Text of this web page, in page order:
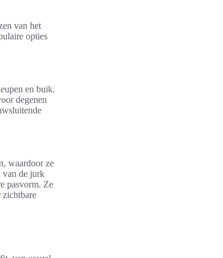
van het
opties
en buik.
degenen
waardoor ze
van de jurk
pasvorm. Ze
zichtbare